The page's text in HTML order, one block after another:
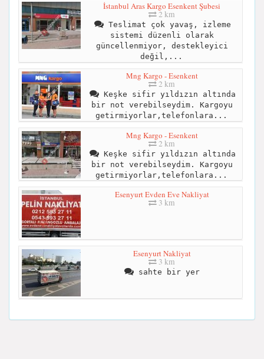
İstanbul Aras Kargo Esenkent Şubesi
2 km
Teslimat çok yavaş, izleme
sistemi düzenli olarak
güncellenmiyor, destekleyici
değil,...
Mng Kargo - Esenkent
2 km
Keşke sifir yıldızın altında
bir not verebilseydim. Kargoyu
getirmiyorlar,telefonlara...
Mng Kargo - Esenkent
2 km
Keşke sifir yıldızın altında
bir not verebilseydim. Kargoyu
getirmiyorlar,telefonlara...
Esenyurt Evden Eve Nakliyat
3 km
Esenyurt Nakliyat
3 km
sahte bir yer